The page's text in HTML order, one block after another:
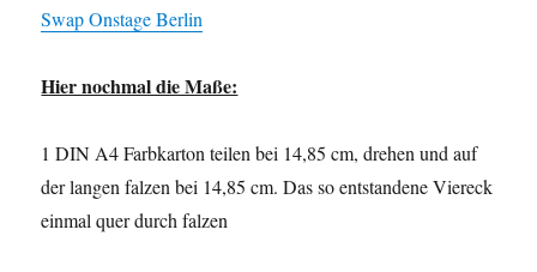
Swap Onstage Berlin
Hier nochmal die Maße:
1 DIN A4 Farbkarton teilen bei 14,85 cm, drehen und auf
der langen falzen bei 14,85 cm. Das so entstandene Viereck
einmal quer durch falzen